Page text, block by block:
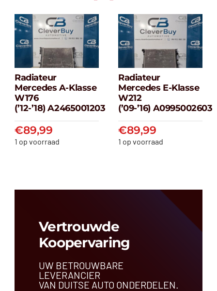
Radiateur
Mercedes A-
klasse W176
(’12-’18) A2465001203
€89,99
Radiateur
Mercedes A-Klasse
W176
(’12-’18) A2465001203
€89,99
1 op voorraad
Radiateur
Mercedes E-
klasse W212
(’09-’16)
€89,99
Radiateur
Mercedes E-Klasse
W212
(’09-’16) A0995002603
€89,99
1 op voorraad
Vertrouwde
Koopervaring
UW BETROUWBARE
LEVERANCIER
VAN DUITSE AUTO ONDERDELEN.